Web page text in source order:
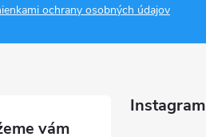
ochrany osobných údajov
Instagram